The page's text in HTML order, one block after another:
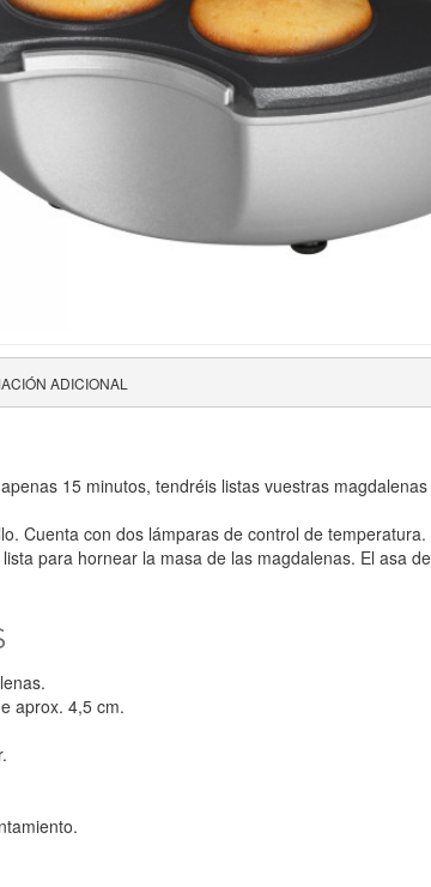
ADICIONAL
15 minutos, tendréis listas vuestras
Cuenta con dos lámparas de control de
para hornear la masa de las magdalenas. El asa
aprox. 4,5 cm.